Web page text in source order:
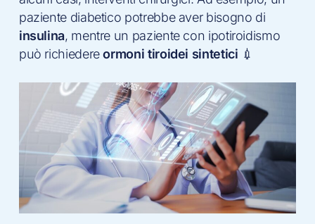
paziente diabetico potrebbe aver bisogno di
insulina, mentre un paziente con ipotiroidismo
può richiedereormoni tiroidei sintetici 💉